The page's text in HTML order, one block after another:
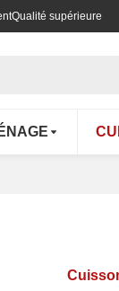
Qualité supérieure